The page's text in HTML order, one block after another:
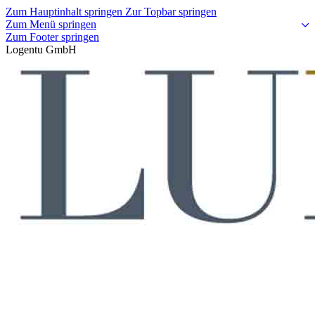
Zum Hauptinhalt springen Zur Topbar springen
Zum Menü springen
Zum Footer springen
Logentu GmbH